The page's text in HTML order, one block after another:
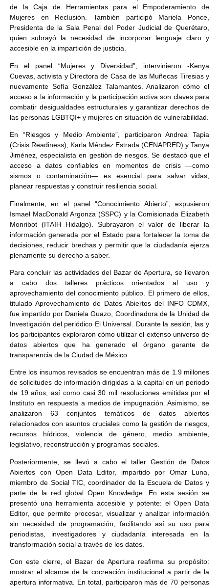
de la Caja de Herramientas para el Empoderamiento de
Mujeres en Reclusión. También participó Mariela Ponce,
Presidenta de la Sala Penal del Poder Judicial de Querétaro,
quien subrayó la necesidad de incorporar lenguaje claro y
accesible en la impartición de justicia.
En el panel “Mujeres y Diversidad”, intervinieron -Kenya
Cuevas, activista y Directora de Casa de las Muñecas Tiresias y
nuevamente Sofía González Talamantes. Analizaron cómo el
acceso a la información y la participación activa son claves para
combatir desigualdades estructurales y garantizar derechos de
las personas LGBTQI+ y mujeres en situación de vulnerabilidad.
En “Riesgos y Medio Ambiente”, participaron Andrea Tapia
(Crisis Readiness), Karla Méndez Estrada (CENAPRED) y Tanya
Jiménez, especialista en gestión de riesgos. Se destacó que el
acceso a datos confiables en momentos de crisis —como
sismos o contaminación— es esencial para salvar vidas,
planear respuestas y construir resiliencia social.
Finalmente, en el panel “Conocimiento Abierto”, expusieron
Ismael MacDonald Argonza (SSPC) y la Comisionada Elizabeth
Monribot (ITAIH Hidalgo). Subrayaron el valor de liberar la
información generada por el Estado para fortalecer la toma de
decisiones, reducir brechas y permitir que la ciudadanía ejerza
plenamente su derecho a saber.
Para concluir las actividades del Bazar de Apertura, se llevaron
a cabo dos talleres prácticos orientados al uso y
aprovechamiento del conocimiento público. El primero de ellos,
titulado Aprovechamiento de Datos Abiertos del INFO CDMX,
fue impartido por Daniela Guazo, Coordinadora de la Unidad de
Investigación del periódico El Universal. Durante la sesión, las y
los participantes exploraron cómo utilizar el extenso universo de
datos abiertos que ha generado el órgano garante de
transparencia de la Ciudad de México.
Entre los insumos revisados se encuentran más de 1.9 millones
de solicitudes de información dirigidas a la capital en un periodo
de 19 años, así como casi 30 mil resoluciones emitidas por el
Instituto en respuesta a medios de impugnación. Asimismo, se
analizaron 63 conjuntos temáticos de datos abiertos
relacionados con asuntos cruciales como la gestión de riesgos,
recursos hídricos, violencia de género, medio ambiente,
legislativo, reconstrucción y programas sociales.
Posteriormente, se llevó a cabo el taller Gestión de Datos
Abiertos con Open Data Editor, impartido por Omar Luna,
miembro de Social TIC, coordinador de la Escuela de Datos y
parte de la red global Open Knowledge. En esta sesión se
presentó una herramienta accesible y potente: el Open Data
Editor, que permite procesar, visualizar y analizar información
sin necesidad de programación, facilitando así su uso para
periodistas, investigadores y ciudadanía interesada en la
transformación social a través de los datos.
Con este cierre, el Bazar de Apertura reafirma su propósito:
mostrar el alcance de la cocreación institucional a partir de la
apertura informativa. En total, participaron más de 70 personas